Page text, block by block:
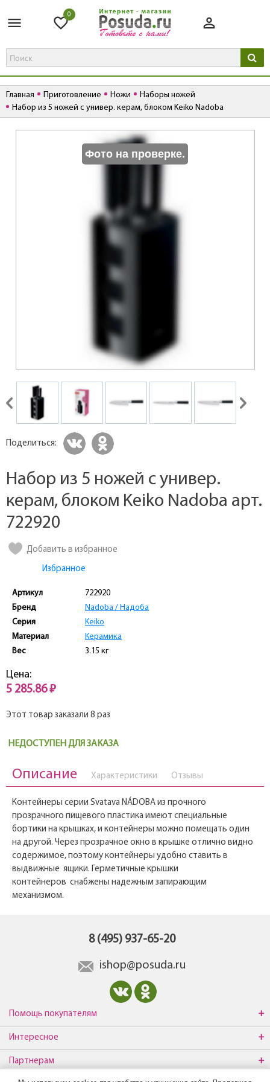
0
Главная Приготовление Ножи
Наборы ножей
Набор из 5 ножей с универ. керам, блоком Keiko Nadoba
Фото на проверке.
Поделиться:
Набор из 5 ножей с универ.
керам, блоком Keiko Nadoba арт.
722920
Добавить в избранное
Избранное
Артикул
722920
Бренд
Nadoba / Надоба
Серия
Keiko
Материал
Керамика
Вес
3.15 кг
Цена:
5 285.86 ₽
Этот товар заказали 8 раз
НЕДОСТУПЕН ДЛЯ ЗАКАЗА
Описание Характеристики Отзывы
Контейнеры серии Svatava NÁDOBA из прочного
прозрачного пищевого пластика имеют специальные
бортики на крышках, и контейнеры можно помещать один
на другой. Через прозрачное окно в крышке отлично видно
содержимое, поэтому контейнеры удобно ставить в
выдвижные ящики. Герметичные крышки
контейнеров снабжены надежным запирающим
механизмом.
8 (495) 937-65-20
ishop@posuda.ru
Помощь покупателям
Интересное
Партнерам